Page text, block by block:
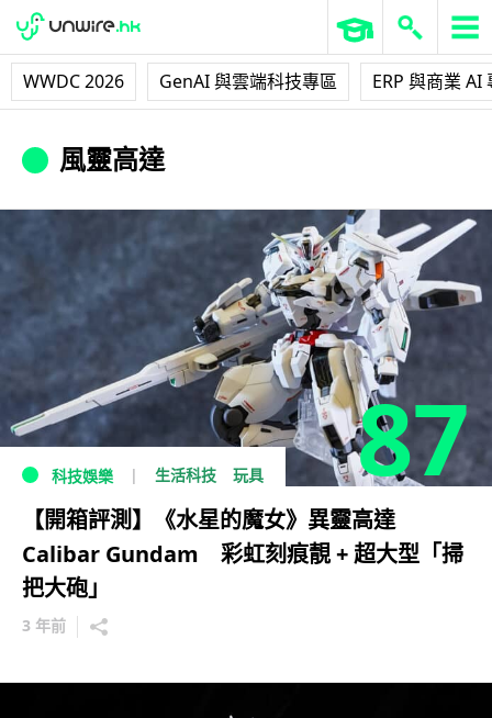
WWDC 2026 GenAI 與雲端科技專區 ERP 與商業 AI
風靈高達
87
科技娛樂 生活科技 玩具
【開箱評測】《水星的魔女》異靈高達
Calibar Gundam 彩虹刻痕靚 + 超大型「掃
把大砲」
3 年前